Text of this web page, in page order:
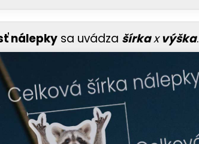
nálepky sa uvádza šírkaxvýška.